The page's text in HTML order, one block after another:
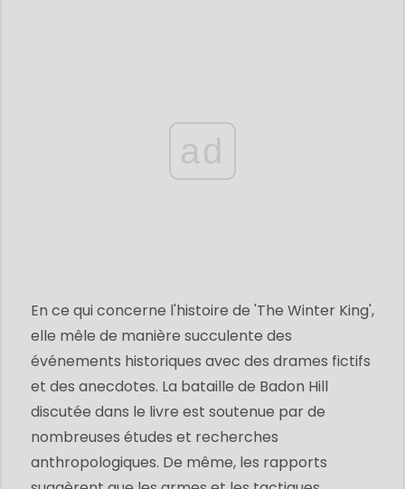
ad
En ce qui concerne l'histoire de 'The Winter King',
elle mêle de manière succulente des
événements historiques avec des drames fictifs
et des anecdotes. La bataille de Badon Hill
discutée dans le livre est soutenue par de
nombreuses études et recherches
anthropologiques. De même, les rapports